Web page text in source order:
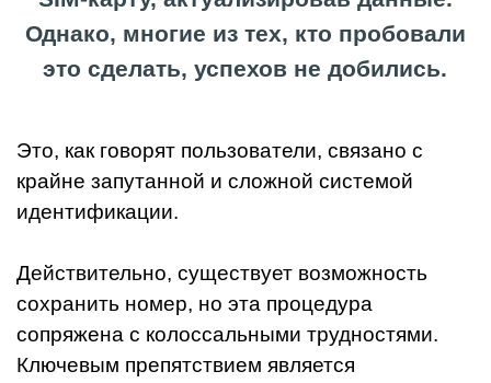
Однако, многие из тех, кто пробовали
это сделать, успехов не добились.
Это, как говорят пользователи, связано с
крайне запутанной и сложной системой
идентификации.
Действительно, существует возможность
сохранить номер, но эта процедура
сопряжена с колоссальными трудностями.
Ключевым препятствием является